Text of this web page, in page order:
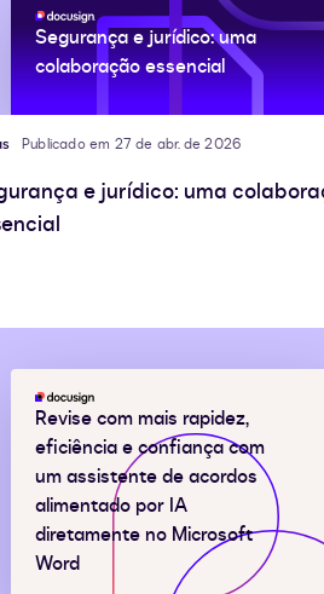
Segurança e jurídico: uma
colaboração essencial
Publicado em 27 de abr. de 2026
e jurídico: uma
Revise com mais rapidez,
eficiência e confiança com
um assistente de acordos
alimentado por IA
diretamente no Microsoft
Word